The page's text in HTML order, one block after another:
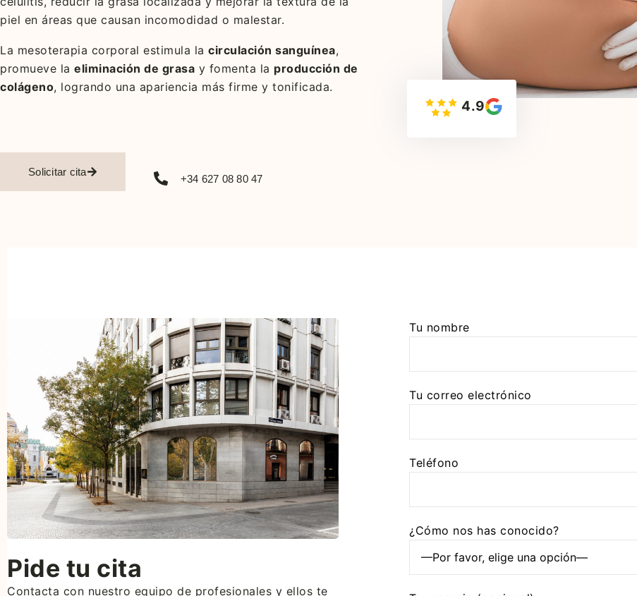
piel en áreas que causan incomodidad o malestar.
La mesoterapia corporal estimula la circulación sanguínea,
promueve la eliminación de grasa y fomenta la producción de
colágeno, logrando una apariencia más firme y tonificada.
Solicitar cita
+34 627 08 80 47
4.9
Pide tu cita
Contacta con nuestro equipo de profesionales y ellos te
Tu nombre
Tu correo electrónico
Teléfono
¿Cómo nos has conocido?